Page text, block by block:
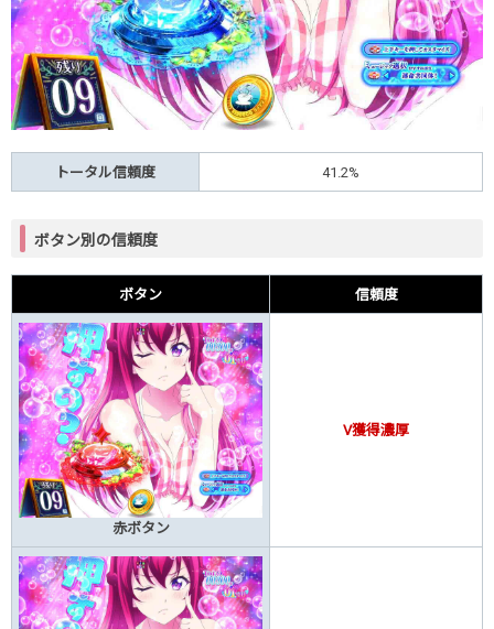
トータル信頼度 41.2%
ボタン別の信頼度
ボタン 信頼度
赤ボタン
V獲得濃厚